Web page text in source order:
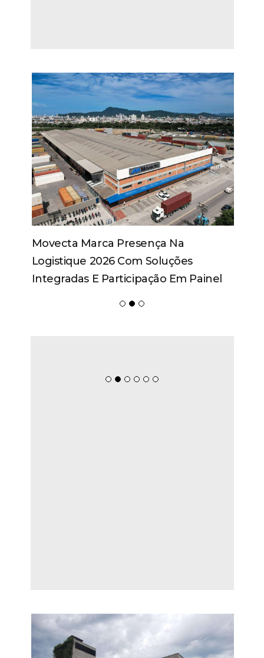
Movecta Marca Presença Na
Logistique 2026 Com Soluções
Integradas E Participação Em Painel